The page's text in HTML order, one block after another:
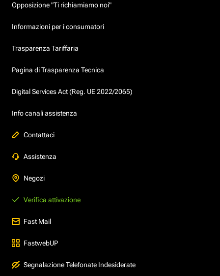
Opposizione "Ti richiamiamo noi"
Informazioni per i consumatori
Trasparenza Tariffaria
Pagina di Trasparenza Tecnica
Digital Services Act (Reg. UE 2022/2065)
Info canali assistenza
Contattaci
Assistenza
Negozi
Verifica attivazione
Fast Mail
FastwebUP
Segnalazione Telefonate Indesiderate